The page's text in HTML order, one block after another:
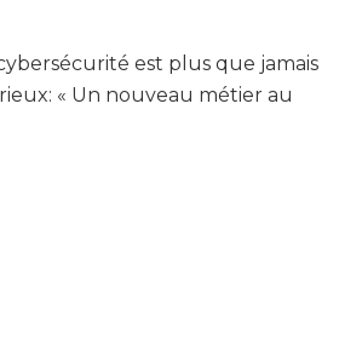
est plus que jamais
« Un nouveau métier au